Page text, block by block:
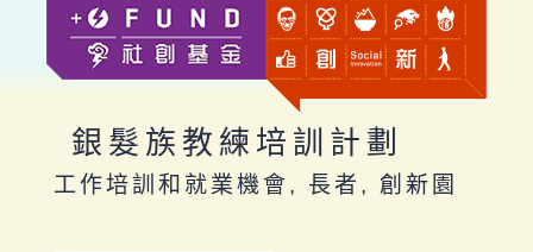
銀髮族教練培訓計劃
工作培訓和就業機會, 長者, 創新園